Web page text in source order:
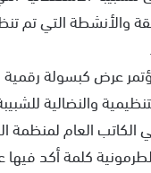
والأنشطة التي تم
عرض كبسولة
والنضالية
الكاتب العام لمنظمة
كلمة أكد